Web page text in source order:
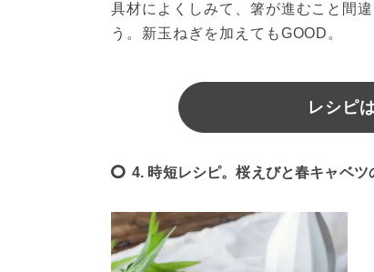
具材によくしみて、箸が進むこと間
う。新玉ねぎを加えてもGOOD。
レシピ
4. 時短レシピ。桜えびと春キャベツ